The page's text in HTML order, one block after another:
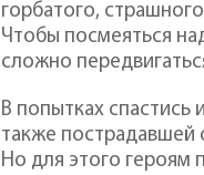
горбатого,
Чтобы посмеяться
сложно
В попытках спастись
также пострадавшей
Но для этого героям